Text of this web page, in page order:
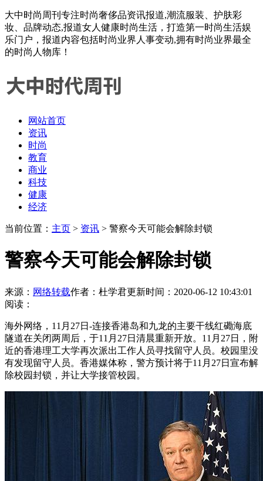
大中时尚周刊专注时尚奢侈品资讯报道,潮流服装、护肤彩
妆、品牌动态,报道女人健康时尚生活，打造第一时尚生活娱
乐门户，报道内容包括时尚业界人事变动,拥有时尚业界最全
的时尚人物库！
网站首页
资讯
时尚
教育
商业
科技
健康
经济
当前位置： 主页 > 资讯 > 警察今天可能会解除封锁
警察今天可能会解除封锁
来源： 网络转载作者：杜学君更新时间：2020-06-12 10:43:01
阅读：
海外网络，11月27日-连接香港岛和九龙的主要干线红磡海底
隧道在关闭两周后，于11月27日清晨重新开放。11月27日，附
近的香港理工大学再次派出工作人员寻找留守人员。校园里没
有发现留守人员。香港媒体称，警方预计将于11月27日宣布解
除校园封锁，并让大学接管校园。